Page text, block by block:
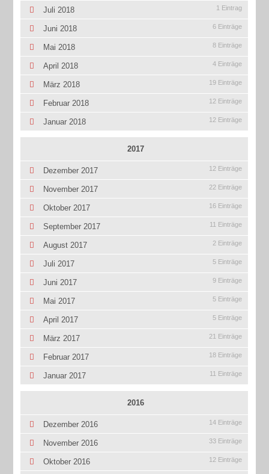
Juli 2018 1 Eintrag
Juni 2018 6 Einträge
Mai 2018 8 Einträge
April 2018 4 Einträge
März 2018 19 Einträge
Februar 2018 12 Einträge
Januar 2018 12 Einträge
2017
Dezember 2017 12 Einträge
November 2017 22 Einträge
Oktober 2017 16 Einträge
September 2017 11 Einträge
August 2017 2 Einträge
Juli 2017 5 Einträge
Juni 2017 9 Einträge
Mai 2017 5 Einträge
April 2017 5 Einträge
März 2017 21 Einträge
Februar 2017 18 Einträge
Januar 2017 11 Einträge
2016
Dezember 2016 14 Einträge
November 2016 33 Einträge
Oktober 2016 12 Einträge